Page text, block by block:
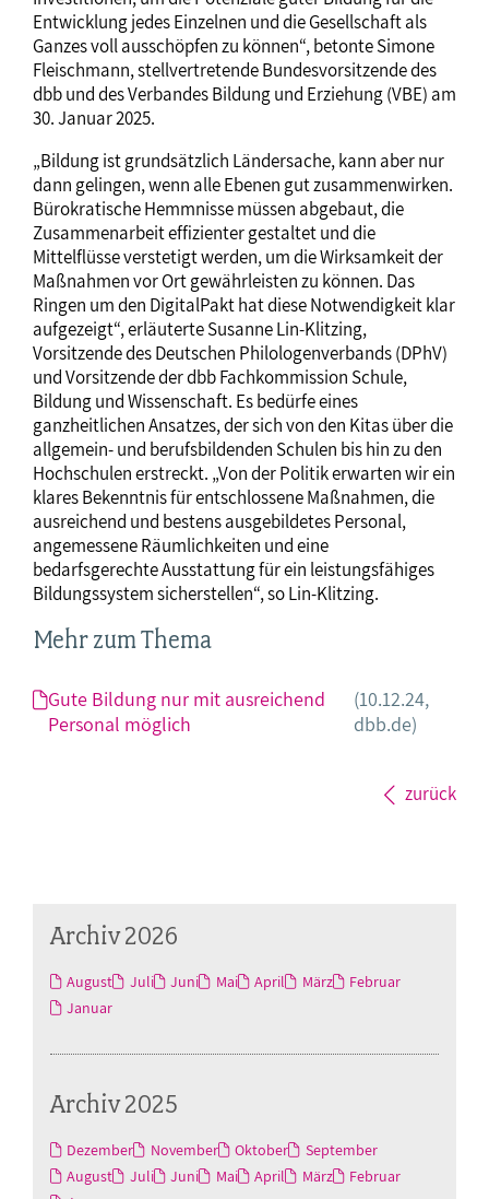
Entwicklung jedes Einzelnen und die Gesellschaft als
Ganzes voll ausschöpfen zu können“, betonte Simone
Fleischmann, stellvertretende Bundesvorsitzende des
dbb und des Verbandes Bildung und Erziehung (VBE) am
30. Januar 2025.
„Bildung ist grundsätzlich Ländersache, kann aber nur
dann gelingen, wenn alle Ebenen gut zusammenwirken.
Bürokratische Hemmnisse müssen abgebaut, die
Zusammenarbeit effizienter gestaltet und die
Mittelflüsse verstetigt werden, um die Wirksamkeit der
Maßnahmen vor Ort gewährleisten zu können. Das
Ringen um den DigitalPakt hat diese Notwendigkeit klar
aufgezeigt“, erläuterte Susanne Lin-Klitzing,
Vorsitzende des Deutschen Philologenverbands (DPhV)
und Vorsitzende der dbb Fachkommission Schule,
Bildung und Wissenschaft. Es bedürfe eines
ganzheitlichen Ansatzes, der sich von den Kitas über die
allgemein- und berufsbildenden Schulen bis hin zu den
Hochschulen erstreckt. „Von der Politik erwarten wir ein
klares Bekenntnis für entschlossene Maßnahmen, die
ausreichend und bestens ausgebildetes Personal,
angemessene Räumlichkeiten und eine
bedarfsgerechte Ausstattung für ein leistungsfähiges
Bildungssystem sicherstellen“, so Lin-Klitzing.
Mehr zum Thema
Gute Bildung nur mit ausreichend
Personal möglich
(10.12.24,
dbb.de)
zurück
Archiv 2026
August Juli Juni Mai April März
Februar
Januar
Archiv 2025
Dezember November Oktober
September
August
Juli Juni Mai April März
Februar